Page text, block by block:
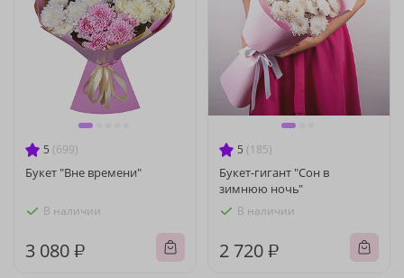
5 (699)
Букет "Вне времени"
В наличии
3 080 ₽
5 (185)
Букет-гигант "Сон в
зимнюю ночь"
В наличии
2 720 ₽